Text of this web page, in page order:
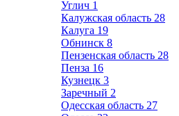
Углич 1
Калужская область 28
Калуга 19
Обнинск 8
Пензенская область 28
Пенза 16
Кузнецк 3
Заречный 2
Одесская область 27